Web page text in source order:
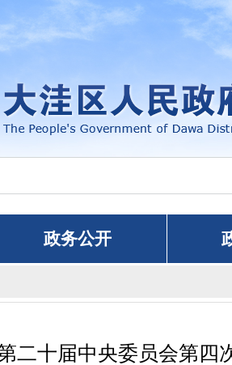
政务公开
二十届中央委员会第四